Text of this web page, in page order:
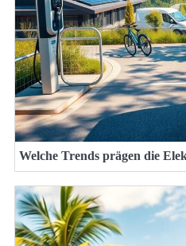
Welche Trends prägen die